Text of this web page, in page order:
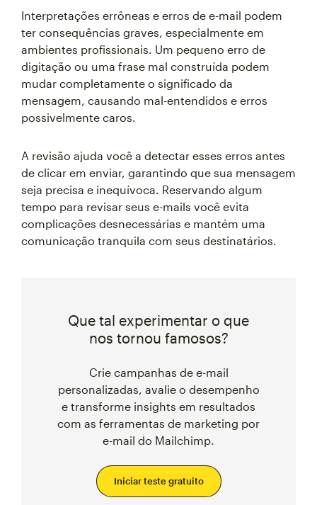
Interpretações errôneas e erros de e-mail podem
ter consequências graves, especialmente em
ambientes profissionais. Um pequeno erro de
digitação ou uma frase mal construída podem
mudar completamente o significado da
mensagem, causando mal-entendidos e erros
possivelmente caros.
A revisão ajuda você a detectar esses erros antes
de clicar em enviar, garantindo que sua mensagem
seja precisa e inequívoca. Reservando algum
tempo para revisar seus e-mails você evita
complicações desnecessárias e mantém uma
comunicação tranquila com seus destinatários.
Que tal experimentar o que
nos tornou famosos?
Crie campanhas de e-mail
personalizadas, avalie o desempenho
e transforme insights em resultados
com as ferramentas de marketing por
e-mail do Mailchimp.
Iniciar teste gratuito